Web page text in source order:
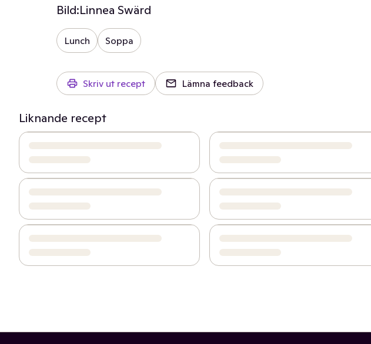
Bild:Linnea Swärd
Lunch Soppa
Skriv ut recept Lämna feedback
Liknande recept